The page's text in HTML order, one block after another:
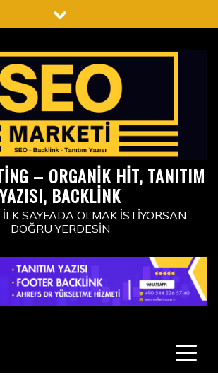
– ORGANIK HIT, TANITIM
YAZISI, BACKLINK
SAYFADA OLMAK İSTIYORSAN
DOĞRU YERDESIN